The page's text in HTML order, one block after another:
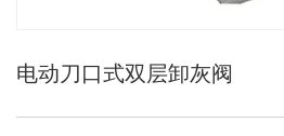
电动刀口式双层卸灰阀